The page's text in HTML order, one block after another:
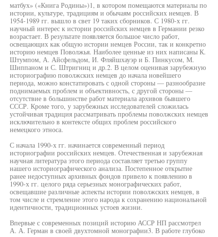
матбух» («Книга Родины»)1, в котором помещаются материалы по
истории, культуре, традициям и обычаям российских немцев. В
1954-1989 гг. вышло в свет 19 таких сборников. С 1980-х гг.
научный интерес к истории российских немцев в Германии резко
возрастает. В результате появляется большое число работ,
освещающих как общую истории немцев России, так и конкретно
историю немцев Поволжья. Наиболее ценные из них написаны К.
Штумпом, А. Айсфельдом, И. Фляйшхауэр и Б. Пинкусом, М.
Шиппаном и С. Штригниц и др.2. В целом оценивая зарубежную
историографию поволжских немцев до начала новейшего
периода, можно констатировать с одной стороны — разнообразие
поднимаемых проблем и объективность, с другой стороны —
отсутствие в большинстве работ материала архивов бывшего
СССР. Кроме того, у зарубежных исследователей сложилась
устойчивая традиция рассматривать проблемы поволжских немцев
исключительно в контексте общих проблем российского
немецкого этноса.
С начала 1990-х гг. начинается современный период
историографии российских немцев. Отечественная и зарубежная
научная литература этого периода составляет третью группу
нашего историографического анализа. Постепенное открытие
ранее недоступных архивных фондов привело к появлению в
1990-х гг. целого ряда серьезных монографических работ,
освещавшие различные аспекты истории поволжских немцев, в
том числе и стремление этого народа к сохранению национальной
идентичности, традиционных устоев жизни.
Впервые с современных позиций историю АССР НП рассмотрел
А. А. Герман в своей двухтомной монографии3. В работе глубоко